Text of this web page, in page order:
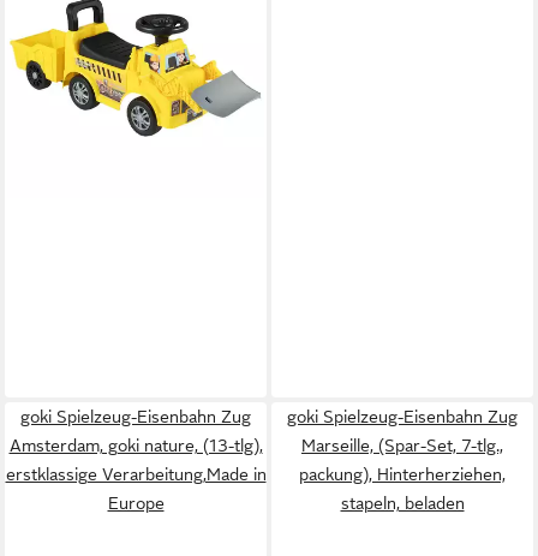
Schaufel, Stauraum unter
dem Sitz
45,99 € UVP69,99 €
lieferbar - in 3-4 Werktagen bei dir
goki Spielzeug-Eisenbahn Zug
Amsterdam, goki nature, (13-tlg),
erstklassige Verarbeitung,Made in
Europe
goki Spielzeug-Eisenbahn Zug
Marseille, (Spar-Set, 7-tlg.,
packung), Hinterherziehen,
stapeln, beladen